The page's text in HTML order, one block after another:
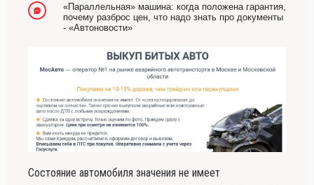
«Параллельная» машина: когда положена гарантия,
почему разброс цен, что надо знать про документы
- «Автоновости»
Состояние автомобиля значения не имеет